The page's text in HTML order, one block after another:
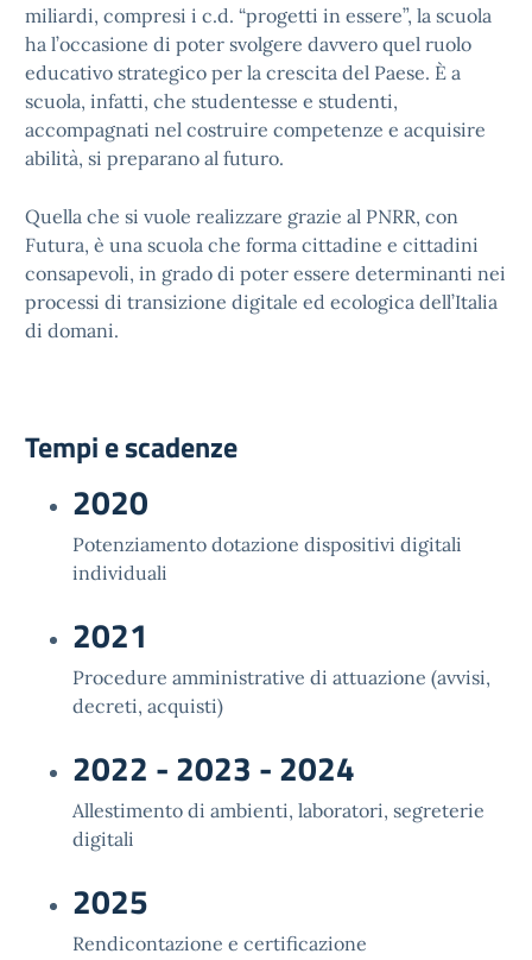
miliardi, compresi i c.d. “progetti in essere”, la scuola
ha l’occasione di poter svolgere davvero quel ruolo
educativo strategico per la crescita del Paese. È a
scuola, infatti, che studentesse e studenti,
accompagnati nel costruire competenze e acquisire
abilità, si preparano al futuro.
Quella che si vuole realizzare grazie al PNRR, con
Futura, è una scuola che forma cittadine e cittadini
consapevoli, in grado di poter essere determinanti nei
processi di transizione digitale ed ecologica dell’Italia
di domani.
Tempi e scadenze
2020
Potenziamento dotazione dispositivi digitali
individuali
2021
Procedure amministrative di attuazione (avvisi,
decreti, acquisti)
2022 - 2023 - 2024
Allestimento di ambienti, laboratori, segreterie
digitali
2025
Rendicontazione e certificazione